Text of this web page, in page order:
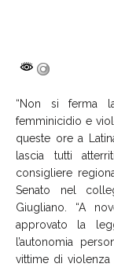
“Non si ferma
femminicidio e
queste ore a
lascia tutti
consigliere
Senato nel
Giugliano. “A
approvato la
l’autonomia
vittime di